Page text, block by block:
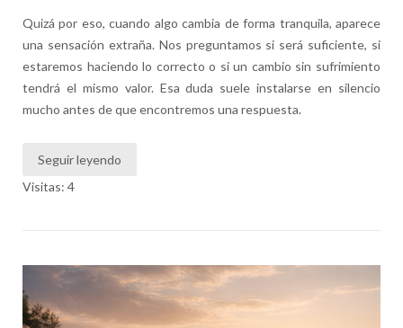
Quizá por eso, cuando algo cambia de forma tranquila, aparece
una sensación extraña. Nos preguntamos si será suficiente, si
estaremos haciendo lo correcto o si un cambio sin sufrimiento
tendrá el mismo valor. Esa duda suele instalarse en silencio
mucho antes de que encontremos una respuesta.
Seguir leyendo
Visitas: 4